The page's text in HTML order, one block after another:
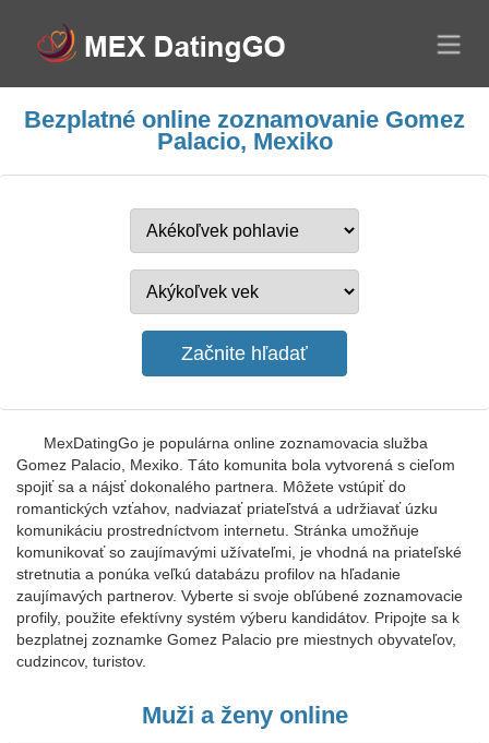
Bezplatné online zoznamovanie Gomez
Palacio, Mexiko
MexDatingGo je populárna online zoznamovacia služba
Gomez Palacio, Mexiko. Táto komunita bola vytvorená s cieľom
spojiť sa a nájsť dokonalého partnera. Môžete vstúpiť do
romantických vzťahov, nadviazať priateľstvá a udržiavať úzku
komunikáciu prostredníctvom internetu. Stránka umožňuje
komunikovať so zaujímavými užívateľmi, je vhodná na priateľské
stretnutia a ponúka veľkú databázu profilov na hľadanie
zaujímavých partnerov. Vyberte si svoje obľúbené zoznamovacie
profily, použite efektívny systém výberu kandidátov. Pripojte sa k
bezplatnej zoznamke Gomez Palacio pre miestnych obyvateľov,
cudzincov, turistov.
Muži a ženy online